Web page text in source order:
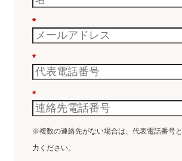
*
*
*
※複数の連絡先がない場合は、代表電話番号
力ください。